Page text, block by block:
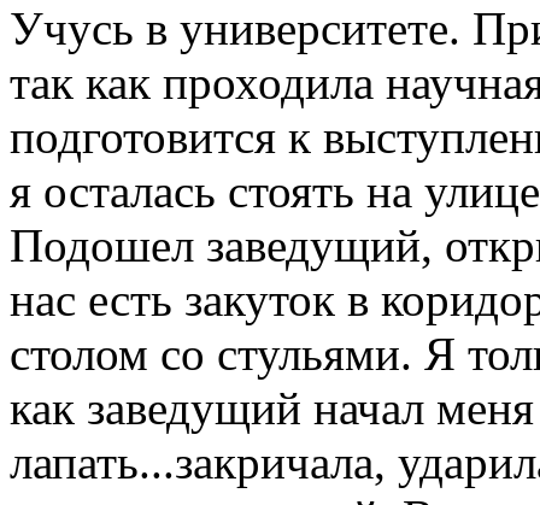
Учусь в университете.
так как проходила
подготовится к
я осталась стоять на
Подошел заведущий,
нас есть закуток в
столом со стульями. Я
как заведущий начал
лапать...закричала,